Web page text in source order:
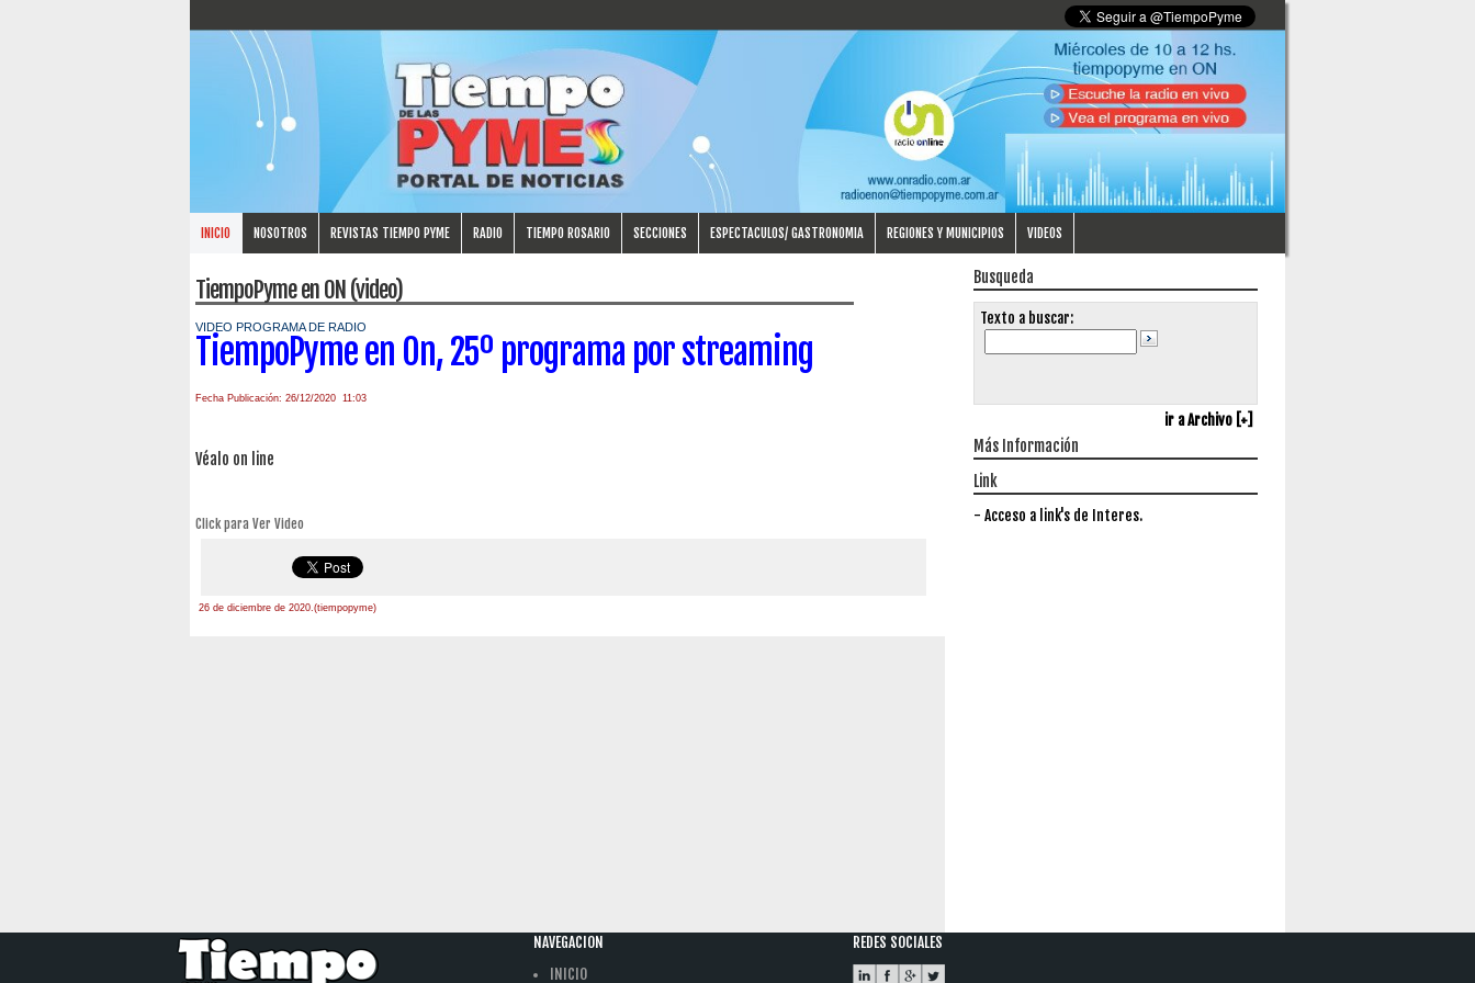
INICIO NOSOTROS REVISTAS TIEMPO PYME RADIO TIEMPO ROSARIO SECCIONES ESPECTACULOS/ GASTRONOMIA REGIONES Y MUNICIPIOS VIDEOS
TiempoPyme en ON (video)
VIDEO PROGRAMA DE RADIO
TiempoPyme en On, 25º programa por streaming
Fecha Publicación: 26/12/2020 11:03
Véalo on line
Click para Ver Video
26 de diciembre de 2020.(tiempopyme)
Busqueda
Texto a buscar:
ir a Archivo [+]
Más Información
Link
- Acceso a link's de Interes.
NAVEGACION
INICIO
REDES SOCIALES